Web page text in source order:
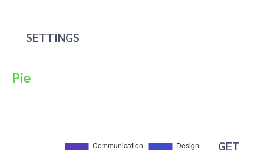
SETTINGS
Pie
GET